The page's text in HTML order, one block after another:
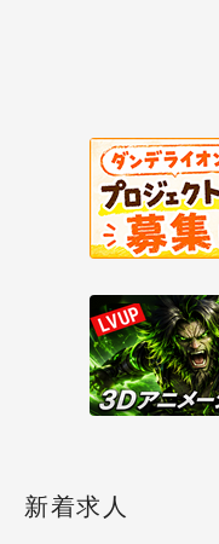
新着求人